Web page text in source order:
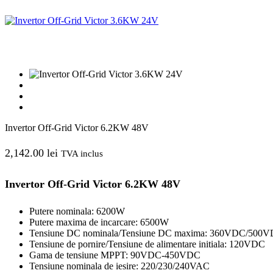
Invertor Off-Grid Victor 6.2KW 48V
2,142.00 lei TVA inclus
Invertor Off-Grid Victor 6.2KW 48V
Putere nominala: 6200W
Putere maxima de incarcare: 6500W
Tensiune DC nominala/Tensiune DC maxima: 360VDC/
Tensiune de pornire/Tensiune de alimentare initiala: 120VDC
Gama de tensiune MPPT: 90VDC-450VDC
Tensiune nominala de iesire: 220/230/240VAC